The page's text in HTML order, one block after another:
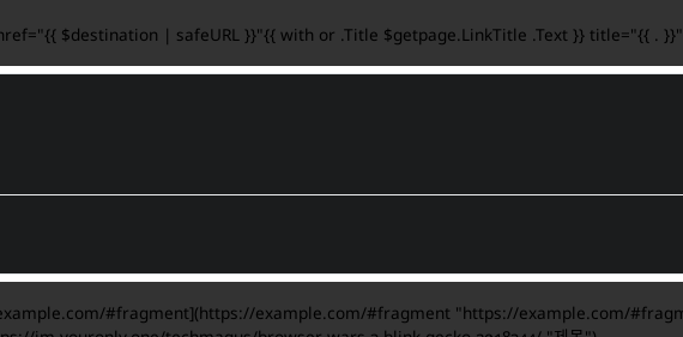
="{{ $destination | safeURL }}"{{ with or .Title $getpage.LinkTitle .Text }} title="{{ . }}"
#fragment](https://example.com/#fragment "https://example.com/